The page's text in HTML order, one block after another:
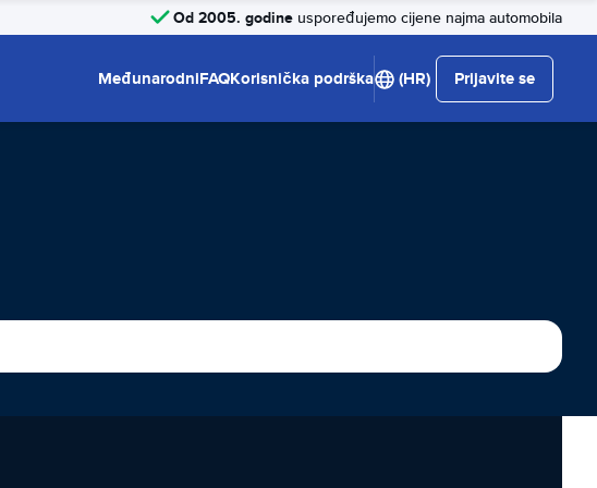
Od 2005. godine uspoređujemo cijene najma automobila
MeđunarodniFAQKorisnička podrška (HR) Prijavite se